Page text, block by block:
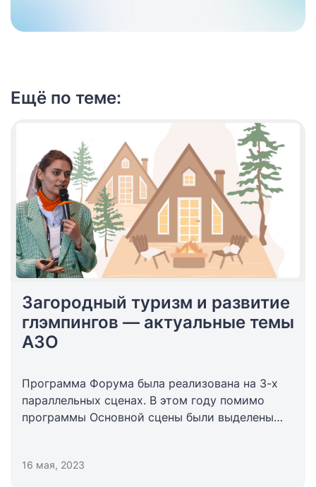
Ещё по теме:
Загородный туризм и развитие
глэмпингов — актуальные темы
АЗО
Программа Форума была реализована на 3-х
параллельных сценах. В этом году помимо
программы Основной сцены были выделены
16 мая, 2023